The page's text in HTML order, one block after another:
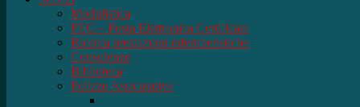
Modulistica
PEC – Posta Elettronica Certificata
Ricerca prestazioni infermieristiche
Consulenze
Biblioteca
Polizze Assicurative